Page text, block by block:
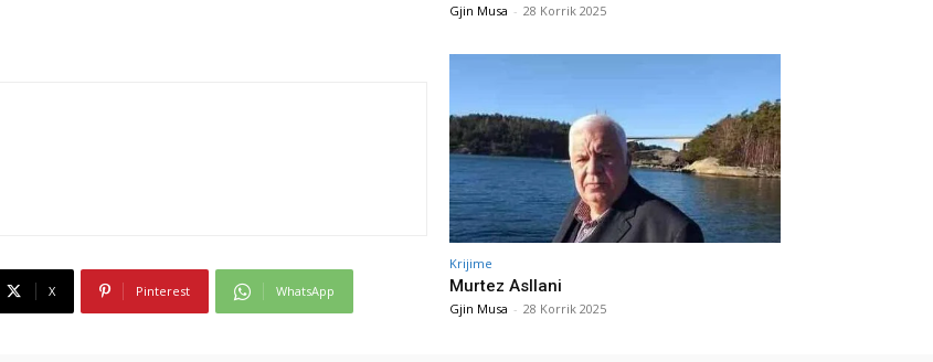
X Pinterest WhatsApp
Gjin Musa - 28 Korrik 2025
Krijime
Murtez Asllani
Gjin Musa - 28 Korrik 2025